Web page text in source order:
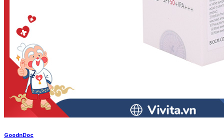
GoodnDoc